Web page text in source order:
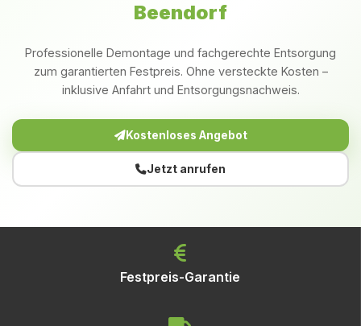
Beendorf
Professionelle Demontage und fachgerechte Entsorgung
zum garantierten Festpreis. Ohne versteckte Kosten –
inklusive Anfahrt und Entsorgungsnachweis.
Kostenloses Angebot
Jetzt anrufen
Festpreis-Garantie